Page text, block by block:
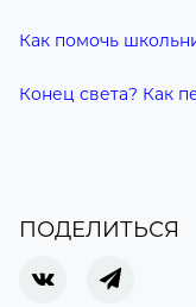
Как помочь
Конец света? Как
ПОДЕЛИТЬСЯ